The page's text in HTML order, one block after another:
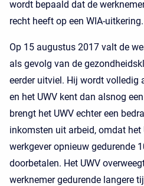
wordt bepaald dat de
recht heeft op een WIA-uitkering.
Op 15 augustus 2017 valt de
als gevolg van de
eerder uitviel. Hij wordt volledig
en het UWV kent dan alsnog
brengt het UWV echter een
inkomsten uit arbeid, omdat
werkgever opnieuw gedurende
doorbetalen. Het UWV
werknemer gedurende langere